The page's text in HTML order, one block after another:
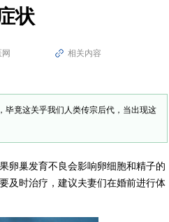
状
相关内容
毕竟这关乎我们人类传宗后代，当出现这
卵巢发育不良会影响卵细胞和精子的
及时治疗，建议夫妻们在婚前进行体